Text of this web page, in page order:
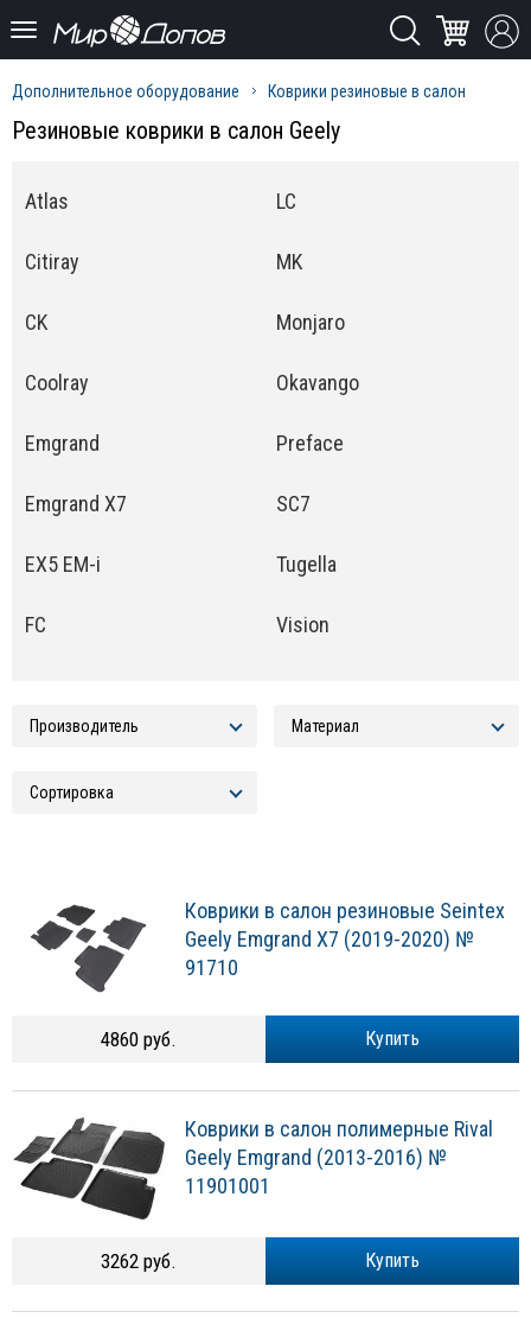
Дополнительное оборудование Коврики резиновые в салон
Резиновые коврики в салон Geely
Atlas
Citiray
CK
Coolray
Emgrand
Emgrand X7
EX5 EM-i
FC
LC
MK
Monjaro
Okavango
Preface
SC7
Tugella
Vision
Коврики в cалон резиновые Seintex
Geely Emgrand X7 (2019-2020) №
91710
Купить
4860 руб.
Коврики в салон полимерные Rival
Geely Emgrand (2013-2016) №
11901001
Купить
3262 руб.